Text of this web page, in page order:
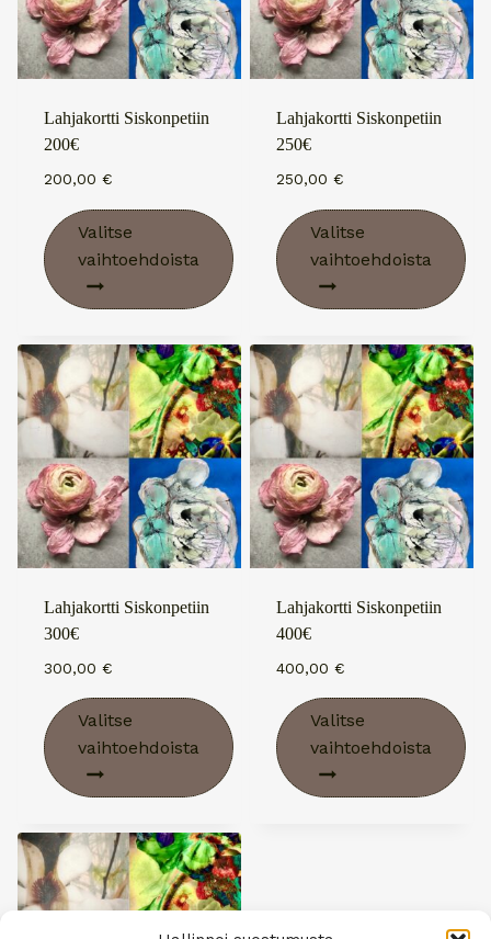
tehdä
valinnat
tuotteen
tehdä
valinnat
tuotteen
Lahjakortti Siskonpetiin
200€
200,00 €
Valitse
vaihtoehdoista
tuotteella
on
useampi
muunnelma.
Voit
tehdä
valinnat
tuotteen
Lahjakortti Siskonpetiin
250€
250,00 €
Valitse
vaihtoehdoista
tuotteella
on
useampi
muunnelma.
Voit
tehdä
valinnat
tuotteen
Lahjakortti Siskonpetiin
300€
300,00 €
Valitse
vaihtoehdoista
tuotteella
on
useampi
Lahjakortti Siskonpetiin
400€
400,00 €
Valitse
vaihtoehdoista
muunnelma.